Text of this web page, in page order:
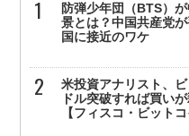
防弾少年団（BTS）
景とは？中国共産党
国に接近のワケ
米投資アナリスト、
ドル突破すれば買い
【フィスコ・ビット